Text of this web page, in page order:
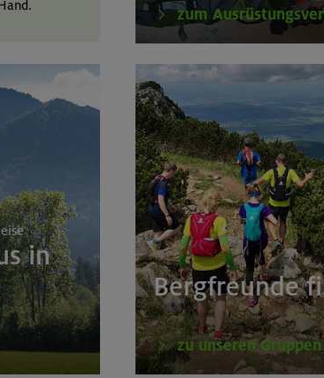
zum
in
Bergfreunde
zu unseren Gruppen